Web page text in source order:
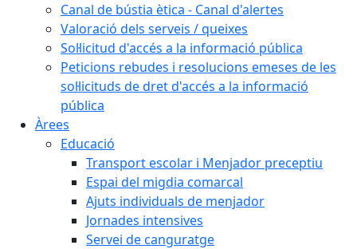
Canal de bústia ètica - Canal d'alertes
Valoració dels serveis / queixes
Sol·licitud d'accés a la informació pública
Peticions rebudes i resolucions emeses de les
sol·licituds de dret d'accés a la informació
pública
Àrees
Educació
Transport escolar i Menjador preceptiu
Espai del migdia comarcal
Ajuts individuals de menjador
Jornades intensives
Servei de canguratge